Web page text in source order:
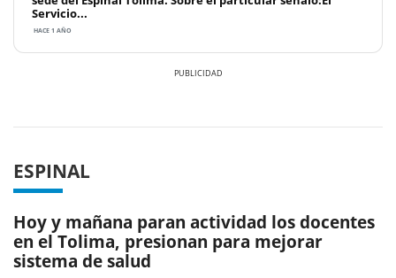
Servicio...
HACE 1 AÑO
ESPINAL
Hoy y mañana paran actividad los docentes
en el Tolima, presionan para mejorar
sistema de salud